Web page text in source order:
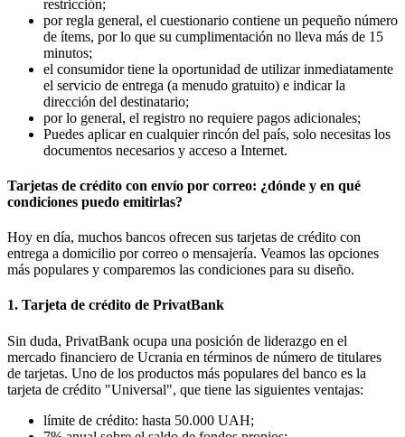
restricción;
por regla general, el cuestionario contiene un pequeño número
de ítems, por lo que su cumplimentación no lleva más de 15
minutos;
el consumidor tiene la oportunidad de utilizar inmediatamente
el servicio de entrega (a menudo gratuito) e indicar la
dirección del destinatario;
por lo general, el registro no requiere pagos adicionales;
Puedes aplicar en cualquier rincón del país, solo necesitas los
documentos necesarios y acceso a Internet.
Tarjetas de crédito con envío por correo: ¿dónde y en qué
condiciones puedo emitirlas?
Hoy en día, muchos bancos ofrecen sus tarjetas de crédito con
entrega a domicilio por correo o mensajería. Veamos las opciones
más populares y comparemos las condiciones para su diseño.
1. Tarjeta de crédito de PrivatBank
Sin duda, PrivatBank ocupa una posición de liderazgo en el
mercado financiero de Ucrania en términos de número de titulares
de tarjetas. Uno de los productos más populares del banco es la
tarjeta de crédito "Universal", que tiene las siguientes ventajas:
límite de crédito: hasta 50.000 UAH;